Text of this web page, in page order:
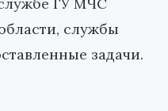
службы
задачи.